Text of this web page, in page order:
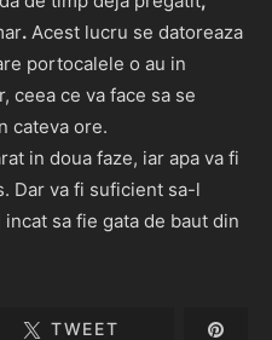
. Acest lucru se datoreaza
portocalele o au in
ceea ce va face sa se
cateva ore.
in doua faze, iar apa va fi
Dar va fi suficient sa-l
sa fie gata de baut din
TWEET